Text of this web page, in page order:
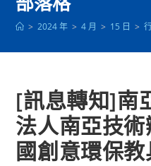
> 2024 年 > 4 月 > 15 日 >
[訊息轉知]南
法人南亞技
國創意環保教